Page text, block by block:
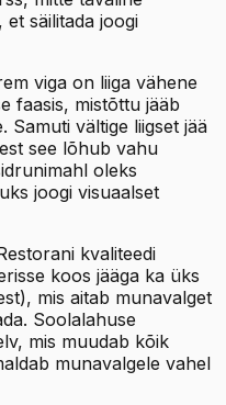
säilitada joogi
viga on liiga vähene
faasis, mistõttu jääb
Samuti vältige liigset jää
see lõhub vahu
oleks
joogi visuaalset
kvaliteedi
koos jääga ka üks
mis aitab munavalget
Soolalahuse
mis muudab kõik
munavalgele vahel